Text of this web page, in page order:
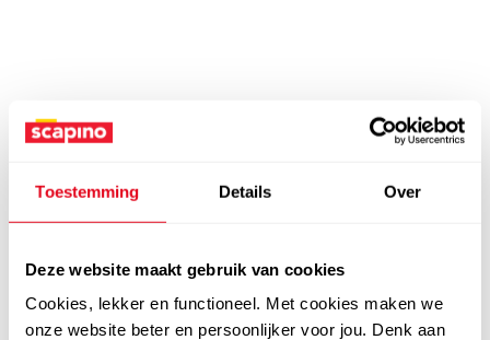
Toestemming Details Over
Deze website maakt gebruik van cookies
Cookies, lekker en functioneel. Met cookies maken we
onze website beter en persoonlijker voor jou. Denk aan